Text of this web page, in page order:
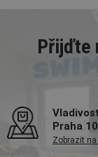
Přijďte
Praha
Zobrazit na